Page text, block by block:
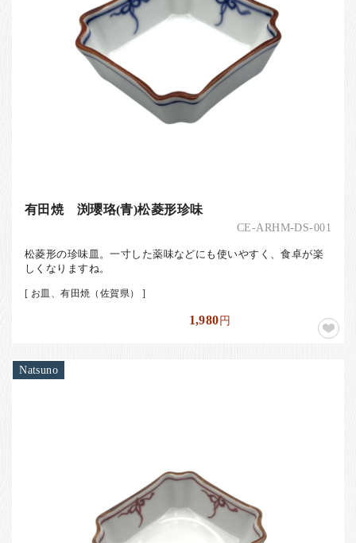
有田焼 渕瓔珞(青)松菱形珍味
CE-ARHM-DS-001
松菱形の珍味皿。一寸した薬味などにも使いやすく、食卓が楽
しくなりますね。
[ お皿、有田焼（佐賀県） ]
1,980円
Natsuno